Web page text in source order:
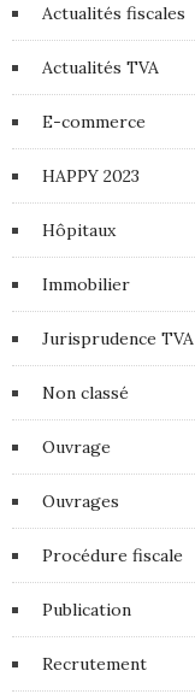
Actualités fiscales
Actualités TVA
E-commerce
HAPPY 2023
Hôpitaux
Immobilier
Jurisprudence TVA
Non classé
Ouvrage
Ouvrages
Procédure fiscale
Publication
Recrutement